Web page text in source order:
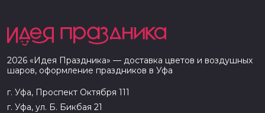
2026 «Идея Праздника» — доставка цветов и воздушных
шаров, оформление праздников в Уфа
г. Уфа, Проспект Октября 111
г. Уфа, ул. Б. Бикбая 21